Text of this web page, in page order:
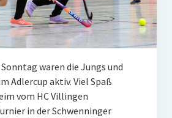
waren die Jungs und
Adlercup aktiv. Viel Spaß
vom HC Villingen
in der Schwenninger